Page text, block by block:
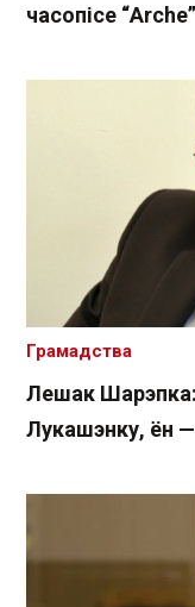
часопісе
Лешак
Лукашэнку, ён
Грамадства